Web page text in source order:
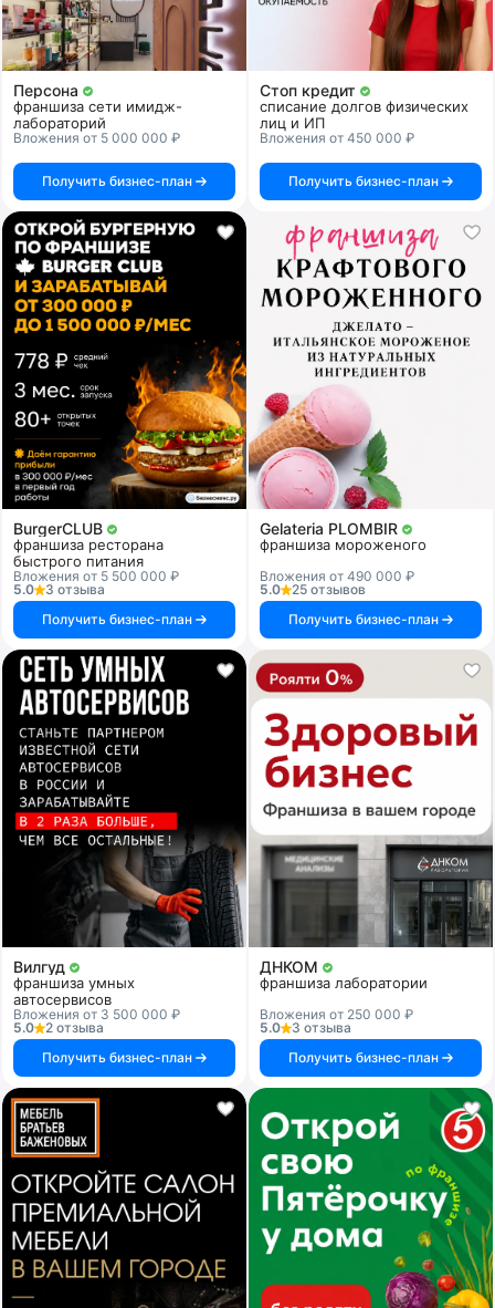
Персона
франшиза сети имидж-
лабораторий
Вложения от 5 000 000 ₽
Получить бизнес-план
Стоп кредит
списание долгов физических
лиц и ИП
Вложения от 450 000 ₽
Получить бизнес-план
BurgerCLUB
франшиза ресторана
быстрого питания
Вложения от 5 500 000 ₽
5.0
3 отзыва
Получить бизнес-план
Gelateria PLOMBIR
франшиза мороженого
Вложения от 490 000 ₽
5.0
25 отзывов
Получить бизнес-план
Вилгуд
франшиза умных
автосервисов
Вложения от 3 500 000 ₽
5.0
2 отзыва
Получить бизнес-план
ДНКОМ
франшиза лаборатории
Вложения от 250 000 ₽
5.0
3 отзыва
Получить бизнес-план